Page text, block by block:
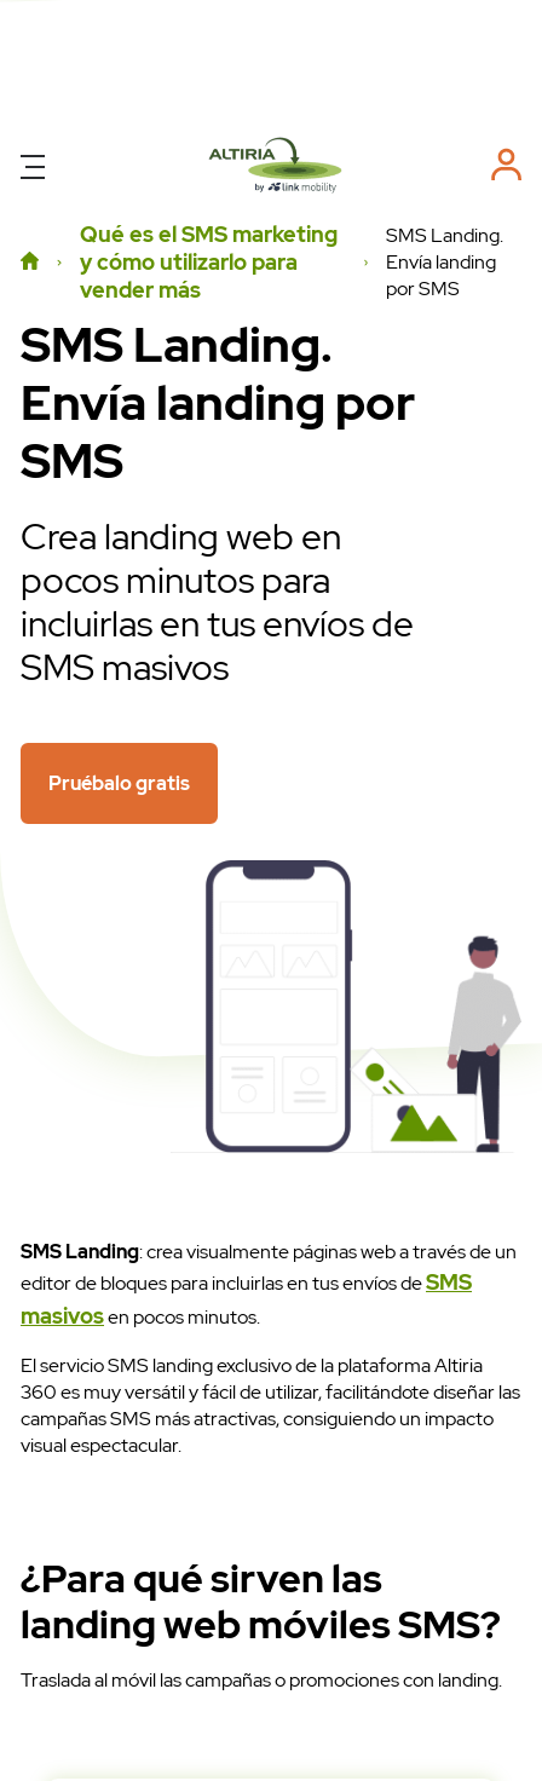
Qué es el SMS marketing
y cómo utilizarlo para
vender más
SMS Landing.
Envía landing
por SMS
SMS Landing.
Envía landing por
SMS
Crea landing web en
pocos minutos para
incluirlas en tus envíos de
SMS masivos
Pruébalo gratis
SMS Landing: crea visualmente páginas web a través de un
editor de bloques para incluirlas en tus envíos deSMS
masivosen pocos minutos.
El servicio SMS landing exclusivo de la plataforma Altiria
360 es muy versátil y fácil de utilizar, facilitándote diseñar las
campañas SMS más atractivas, consiguiendo un impacto
visual espectacular.
¿Para qué sirven las
landing web móviles SMS?
Traslada al móvil las campañas o promociones con landing.